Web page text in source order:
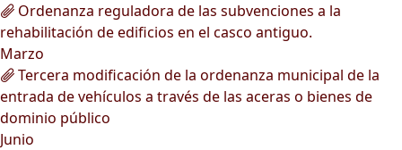
Ordenanza reguladora de las subvenciones a la
rehabilitación de edificios en el casco antiguo.
Marzo
Tercera modificación de la ordenanza municipal de la
entrada de vehículos a través de las aceras o bienes de
dominio público
Junio